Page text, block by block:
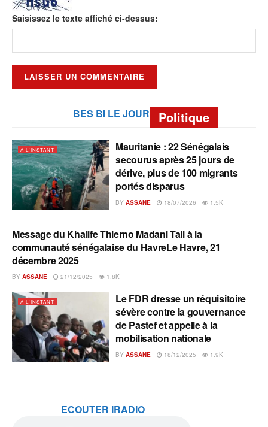
Saisissez le texte affiché ci-dessus:
BES BI LE JOUR Politique
A L'INSTANT
Mauritanie : 22 Sénégalais
secourus après 25 jours de
dérive, plus de 100 migrants
portés disparus
BY ASSANE 18/07/2026 1.5K
A L'INSTANT
Message du Khalife Thierno Madani Tall à la
communauté sénégalaise du HavreLe Havre, 21
décembre 2025
BY ASSANE 21/12/2025 1.8K
A L'INSTANT
Le FDR dresse un réquisitoire
sévère contre la gouvernance
de Pastef et appelle à la
mobilisation nationale
BY ASSANE 18/12/2025 1.9K
ECOUTER IRADIO